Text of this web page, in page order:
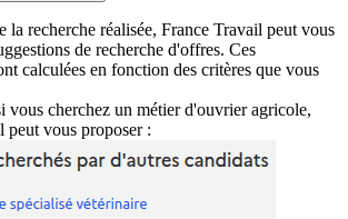
la recherche réalisée, France Travail peut vous
de recherche d'offres. Ces
calculées en fonction des critères que vous
vous cherchez un métier d'ouvrier agricole,
peut vous proposer :